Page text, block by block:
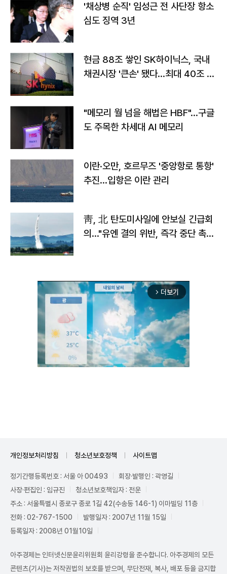
'채상병 순직' 임성근 전 사단장 항소
심도 징역 3년
현금 88조 쌓인 SK하이닉스, 국내
채권시장 '큰손' 됐다…최대 40조 투
"메모리 월 넘을 해법은 HBF"…구글
도 주목한 차세대 AI 메모리
이란·오만, 호르무즈 '중앙항로 통항'
추진…입항은 이란 관리
靑, 北 탄도미사일에 안보실 긴급회
의…"유엔 결의 위반, 즉각 중단 촉
arrow_forward_ios 더보기
개인정보처리방침 청소년보호정책 사이트맵
정기간행등록번호 : 서울 아 00493
회장·발행인 : 곽영길
사장·편집인 : 임규진
청소년보호책임자 : 전운
주소 : 서울특별시 종로구 종로 1길 42(수송동 146-1) 이마빌딩 11층
전화 : 02-767-1500
발행일자 : 2007년 11월 15일
등록일자 : 2008년 01월10일
아주경제는 인터넷신문윤리위원회 윤리강령을 준수합니다. 아주경제의 모든
콘텐츠(기사)는 저작권법의 보호를 받으며, 무단전재, 복사, 배포 등을 금지합